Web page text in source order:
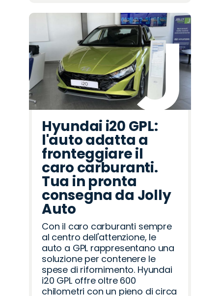
Hyundai i20 GPL:
l'auto adatta a
fronteggiare il
caro carburanti.
Tua in pronta
consegna da Jolly
Auto
Con il caro carburanti sempre
al centro dell'attenzione, le
auto a GPL rappresentano una
soluzione per contenere le
spese di rifornimento. Hyundai
i20 GPL offre oltre 600
chilometri con un pieno di circa